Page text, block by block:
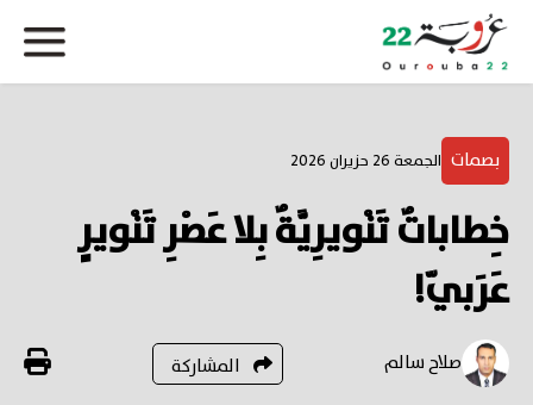
بصمات الجمعة 26 حزيران 2026
خِطاباتٌ تَنْويرِيَّةٌ بِلا عَصْرِ تَنْويرٍ
عَرَبيّ!
صلاح سالم المشاركة